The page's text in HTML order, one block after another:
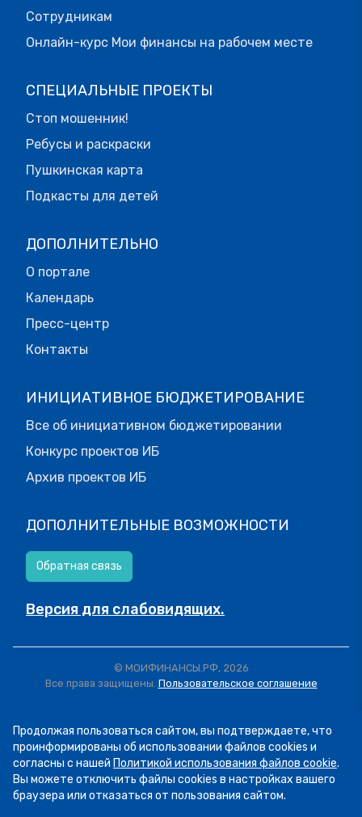
Сотрудникам
Онлайн-курс Мои финансы на рабочем месте
СПЕЦИАЛЬНЫЕ ПРОЕКТЫ
Стоп мошенник!
Ребусы и раскраски
Пушкинская карта
Подкасты для детей
ДОПОЛНИТЕЛЬНО
О портале
Календарь
Пресс-центр
Контакты
ИНИЦИАТИВНОЕ БЮДЖЕТИРОВАНИЕ
Все об инициативном бюджетировании
Конкурс проектов ИБ
Архив проектов ИБ
ДОПОЛНИТЕЛЬНЫЕ ВОЗМОЖНОСТИ
Обратная связь
Версия для слабовидящих.
© МОИФИНАНСЫ.РФ, 2026
Все права защищены. Пользовательское соглашение
Продолжая пользоваться сайтом, вы подтверждаете, что
проинформированы об использовании файлов cookies и
согласны с нашей Политикой использования файлов cookie.
Вы можете отключить файлы cookies в настройках вашего
браузера или отказаться от пользования сайтом.